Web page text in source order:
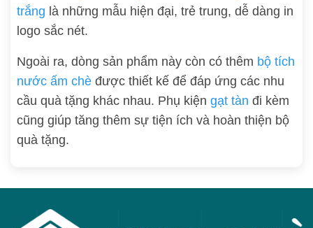
trắng là những mẫu hiện đại, trẻ trung, dễ dàng in
logo sắc nét.
Ngoài ra, dòng sản phẩm này còn có thêm bộ tích
nước ấm chè được thiết kế để đáp ứng các nhu
cầu quà tặng khác nhau. Phụ kiện gạt tàn đi kèm
cũng giúp tăng thêm sự tiện ích và hoàn thiện bộ
quà tặng.